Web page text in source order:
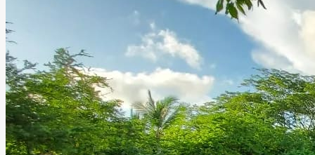
brindando atención personalizada, comodidad y un
entorno perfecto para vivir momentos únicos.Leer más